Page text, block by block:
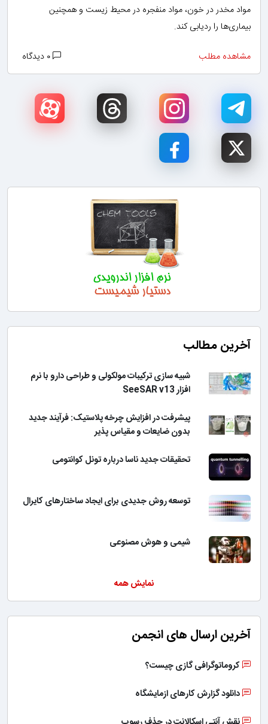
مواد مخدر در خون، مواد منفجره در محیط زیست و همچنین
بیماری‌ها را ردیابی کند.
مشاهده مطلب
آخرین مطالب
شبیه سازی ترکیبات مولکولی و طراحی دارو با نرم
افزار SeeSAR v13
پیشرفت در افزایش چرخه پلاستیک: فرآیند جدید
بدون ضایعات و مقیاس پذیر
تحقیقات جدید ناسا درباره تونل کوانتومی
توسعه روش جدیدی برای ایجاد ساختارهای کایرال
شیمی و هوش مصنوعی
نمایش همه
آخرین ارسال های انجمن
کروماتوگرافی گازی چیست؟
دانلود گزارش کارهای ازمایشگاه